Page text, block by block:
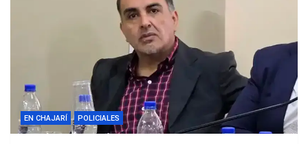
EN CHAJARÍ POLICIALES